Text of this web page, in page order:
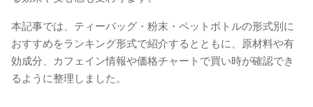
本記事では、ティーバッグ・粉末・ペットボトルの形式別に
おすすめをランキング形式で紹介するとともに、原材料や有
効成分、カフェイン情報や価格チャートで買い時が確認でき
るように整理しました。